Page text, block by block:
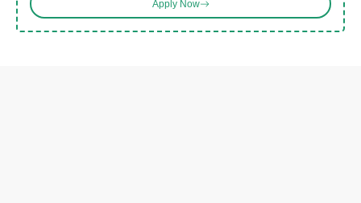
Apply Now